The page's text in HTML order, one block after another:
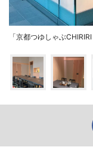
「京都つゆしゃぶ